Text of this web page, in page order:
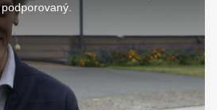
podporovaný.